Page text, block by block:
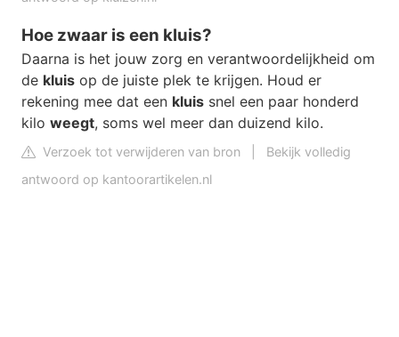
Hoe zwaar is een kluis?
Daarna is het jouw zorg en verantwoordelijkheid om
de kluis op de juiste plek te krijgen. Houd er
rekening mee dat een kluis snel een paar honderd
kilo weegt, soms wel meer dan duizend kilo.
Verzoek tot verwijderen van bron
Bekijk volledig
antwoord op kantoorartikelen.nl